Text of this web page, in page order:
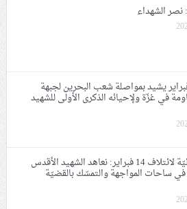
نصر الشهداء
14 فبراير يشيد بمواصلة شعب البحرين لجبهة
في غزّة ولإحيائه الذكرى الأولى للشهيد
الهيئة النسائيّة لائتلاف 14 فبراير: نعاهد الشهيد الأقدس
ساحات المواجهة والتمسّك بالقضيّة